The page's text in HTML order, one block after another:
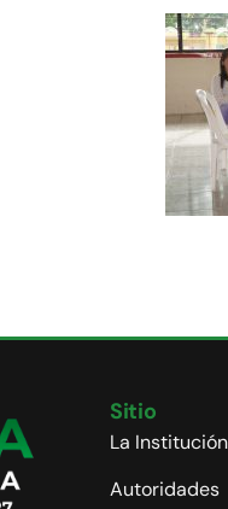
Sitio
La Institución
Autoridades